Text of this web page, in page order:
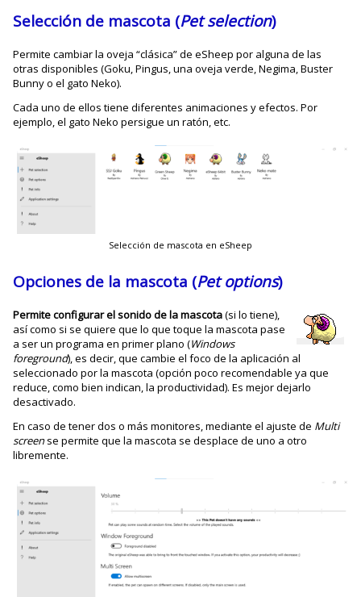
Selección de mascota (Pet selection)
Permite cambiar la oveja “clásica” de eSheep por alguna de las
otras disponibles (Goku, Pingus, una oveja verde, Negima, Buster
Bunny o el gato Neko).
Cada uno de ellos tiene diferentes animaciones y efectos. Por
ejemplo, el gato Neko persigue un ratón, etc.
Selección de mascota en eSheep
Opciones de la mascota (Pet options)
Permite configurar el sonido de la mascota(si lo tiene),
así como si se quiere que lo que toque la mascota pase
a ser un programa en primer plano (Windows
foreground), es decir, que cambie el foco de la aplicación al
seleccionado por la mascota (opción poco recomendable ya que
reduce, como bien indican, la productividad). Es mejor dejarlo
desactivado.
En caso de tener dos o más monitores, mediante el ajuste de Multi
screense permite que la mascota se desplace de uno a otro
libremente.